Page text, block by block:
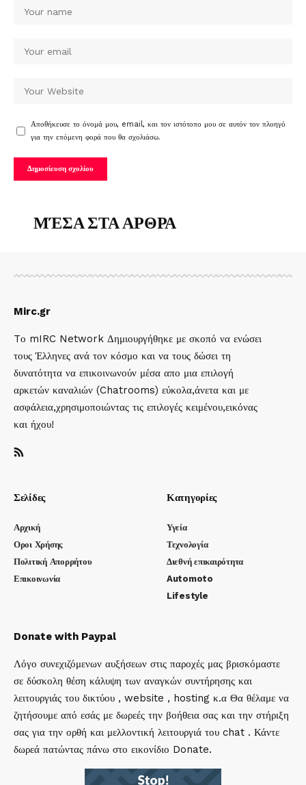
Αποθήκευσε το όνομά μου, email, και τον ιστότοπο μου σε αυτόν τον πλοηγό
για την επόμενη φορά που θα σχολιάσω.
ΜΈΣΑ ΣΤΑ ΑΡΘΡΑ
Mirc.gr
Tο mIRC Network Δημιουργήθηκε με σκοπό να ενώσει
τους Έλληνες ανά τον κόσμο και να τους δώσει τη
δυνατότητα να επικοινωνούν μέσα απο μια επιλογή
αρκετών καναλιών (Chatrooms) εύκολα,άνετα και με
ασφάλεια,χρησιμοποιώντας τις επιλογές κειμένου,εικόνας
και ήχου!
Σελίδες
Αρχική
Οροι Χρήσης
Πολιτική Απορρήτου
Επικοινωνία
Κατηγορίες
Υγεία
Τεχνολογία
Διεθνή επικαιρότητα
Automoto
Lifestyle
Donate with Paypal
Λόγο συνεχιζόμενων αυξήσεων στις παροχές μας βρισκόμαστε
σε δύσκολη θέση κάλυψη των αναγκών συντήρησης και
λειτουργιάς του δικτύου , website , hosting κ.α Θα θέλαμε να
ζητήσουμε από εσάς με δωρεές την βοήθεια σας και την στήριξη
σας για την ορθή και μελλοντική λειτουργιά του chat . Κάντε
δωρεά πατώντας πάνω στο εικονίδιο Donate.